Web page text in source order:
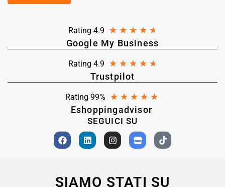
Rating 4.9 ★ ★ ★ ★ ★
Google My Business
Rating 4.9 ★ ★ ★ ★ ★
Trustpilot
Rating 99% ★ ★ ★ ★ ★
Eshoppingadvisor
SEGUICI SU
SIAMO STATI SU